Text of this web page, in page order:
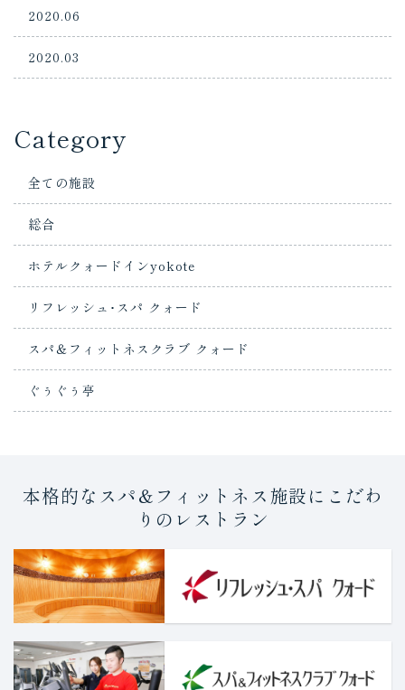
2020.06
2020.03
Category
全ての施設
総合
ホテルクォードインyokote
リフレッシュ･スパ クォード
スパ＆フィットネスクラブ クォード
ぐぅぐぅ亭
本格的なスパ＆フィットネス施設にこだわ
りのレストラン